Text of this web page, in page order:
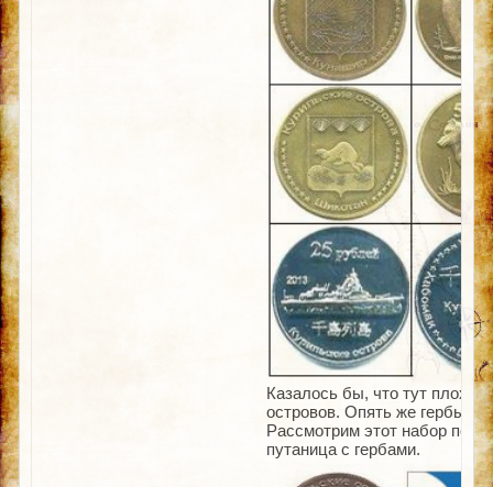
Казалось бы, что тут
островов. Опять же гербы.
Рассмотрим этот набор
путаница с гербами.